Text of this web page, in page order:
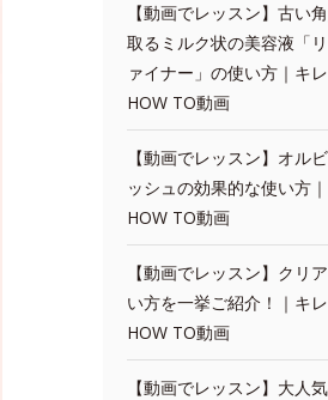
【動画でレッスン】古い
取るミルク状の美容液「
ァイナー」の使い方｜キ
HOW TO動画
【動画でレッスン】オル
ッシュの効果的な使い方
HOW TO動画
【動画でレッスン】クリ
い方を一挙ご紹介！｜キ
HOW TO動画
【動画でレッスン】大人